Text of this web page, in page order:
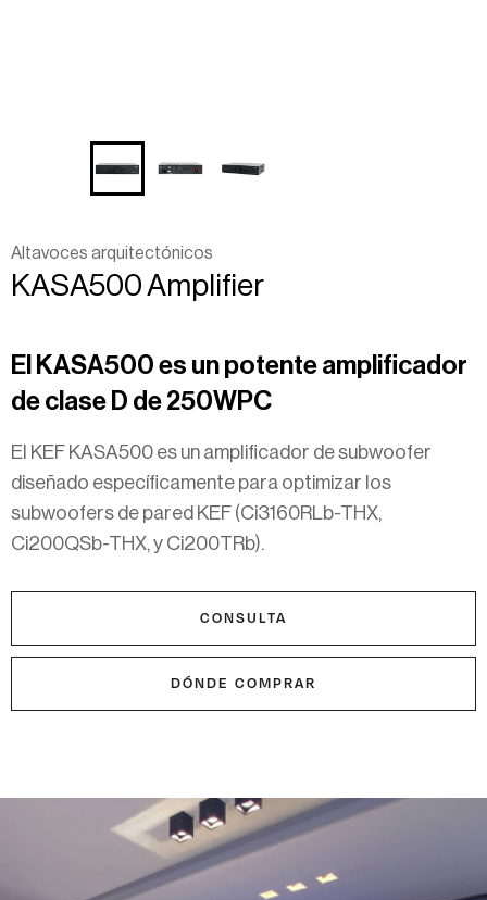
KASA500Amplifier
Altavoces arquitectónicos
El KASA500 es un potente amplificador
de clase D de 250WPC
El KEF KASA500 es un amplificador de subwoofer
diseñado específicamente para optimizar los
subwoofers de pared KEF (Ci3160RLb-THX,
Ci200QSb-THX, y Ci200TRb).
CONSULTA
DÓNDE COMPRAR